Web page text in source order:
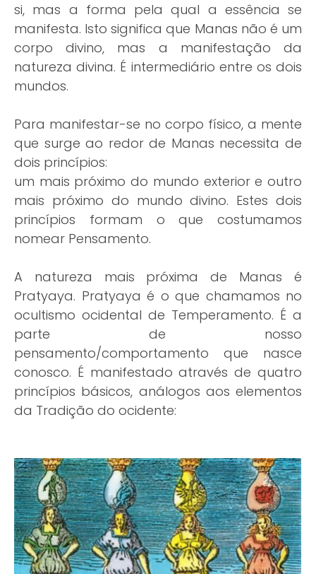
si, mas a forma pela qual a essência se
manifesta. Isto significa que Manas não é um
corpo divino, mas a manifestação da
natureza divina. É intermediário entre os dois
mundos.
Para manifestar-se no corpo físico, a mente
que surge ao redor de Manas necessita de
dois princípios:
um mais próximo do mundo exterior e outro
mais próximo do mundo divino. Estes dois
princípios formam o que costumamos
nomear Pensamento.
A natureza mais próxima de Manas é
Pratyaya. Pratyaya é o que chamamos no
ocultismo ocidental de Temperamento. É a
parte de nosso
pensamento/comportamento que nasce
conosco. É manifestado através de quatro
princípios básicos, análogos aos elementos
da Tradição do ocidente: